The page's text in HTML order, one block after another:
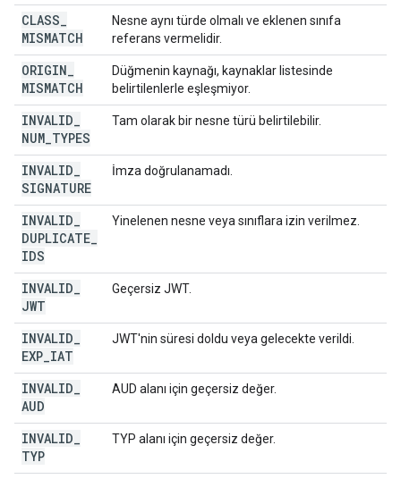
CLASS
MISMATCH
Nesne aynı türde olmalı ve eklenen sınıfa
referans vermelidir.
ORIGIN
MISMATCH
Düğmenin kaynağı, kaynaklar listesinde
belirtilenlerle eşleşmiyor.
INVALID
NUM TYPES
Tam olarak bir nesne türü belirtilebilir.
INVALID
SIGNATURE
İmza doğrulanamadı.
INVALID
DUPLICATE
IDS
Yinelenen nesne veya sınıflara izin verilmez.
INVALID
JWT
Geçersiz JWT.
INVALID
EXP IAT
JWT'nin süresi doldu veya gelecekte verildi.
INVALID
AUD
AUD alanı için geçersiz değer.
INVALID
TYP
TYP alanı için geçersiz değer.